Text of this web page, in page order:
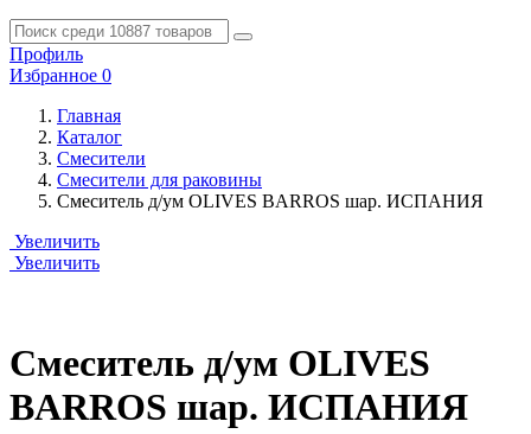
Профиль
Избранное 0
Главная
Каталог
Смесители
Смесители для раковины
Смеситель д/ум OLIVES BARROS шар. ИСПАНИЯ
Увеличить
Увеличить
Смеситель д/ум OLIVES
BARROS шар. ИСПАНИЯ